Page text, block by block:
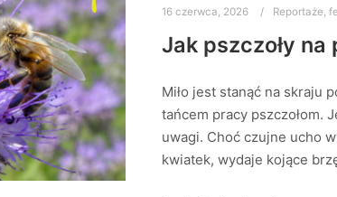
16 czerwca, 2026 Reportaże,
Jak pszczoły na
Miło jest stanąć na skraju
tańcem pracy pszczołom.
uwagi. Choć czujne ucho
kwiatek, wydaje kojące